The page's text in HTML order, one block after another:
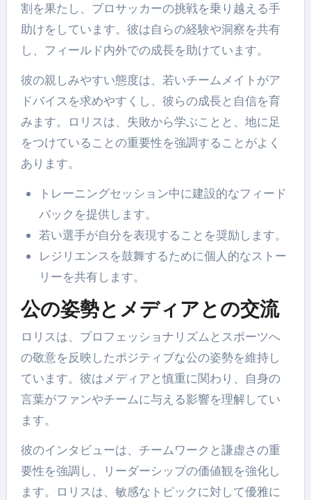
割を果たし、プロサッカーの挑戦を乗り越える手
助けをしています。彼は自らの経験や洞察を共有
し、フィールド内外での成長を助けています。
彼の親しみやすい態度は、若いチームメイトがア
ドバイスを求めやすくし、彼らの成長と自信を育
みます。ロリスは、失敗から学ぶことと、地に足
をつけていることの重要性を強調することがよく
あります。
トレーニングセッション中に建設的なフィード
バックを提供します。
若い選手が自分を表現することを奨励します。
レジリエンスを鼓舞するために個人的なストー
リーを共有します。
公の姿勢とメディアとの交流
ロリスは、プロフェッショナリズムとスポーツへ
の敬意を反映したポジティブな公の姿勢を維持し
ています。彼はメディアと慎重に関わり、自身の
言葉がファンやチームに与える影響を理解してい
ます。
彼のインタビューは、チームワークと謙虚さの重
要性を強調し、リーダーシップの価値観を強化し
ます。ロリスは、敏感なトピックに対して優雅に